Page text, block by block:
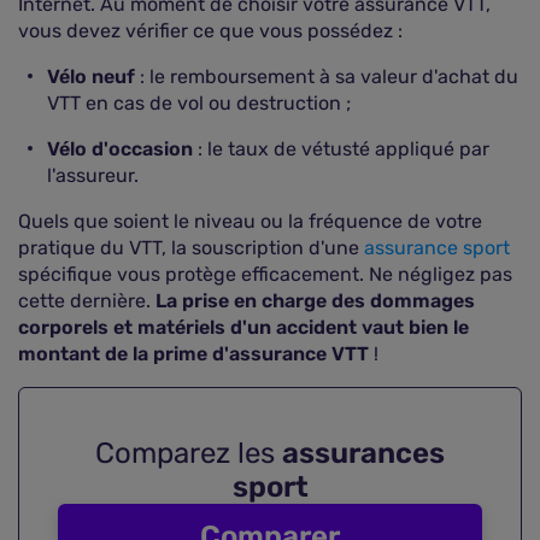
vous devez vérifier ce que vous possédez :
Vélo neuf : le remboursement à sa valeur d'achat du
VTT en cas de vol ou destruction ;
Vélo d'occasion : le taux de vétusté appliqué par
l'assureur.
Quels que soient le niveau ou la fréquence de votre
pratique du VTT, la souscription d'une assurance sport
spécifique vous protège efficacement. Ne négligez pas
cette dernière. La prise en charge des dommages
corporels et matériels d'un accident vaut bien le
montant de la prime d'assurance VTT !
Comparez les assurances
sport